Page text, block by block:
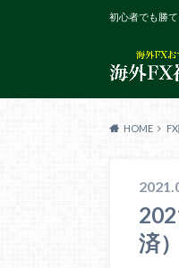
初心者でも勝
HOME
済）